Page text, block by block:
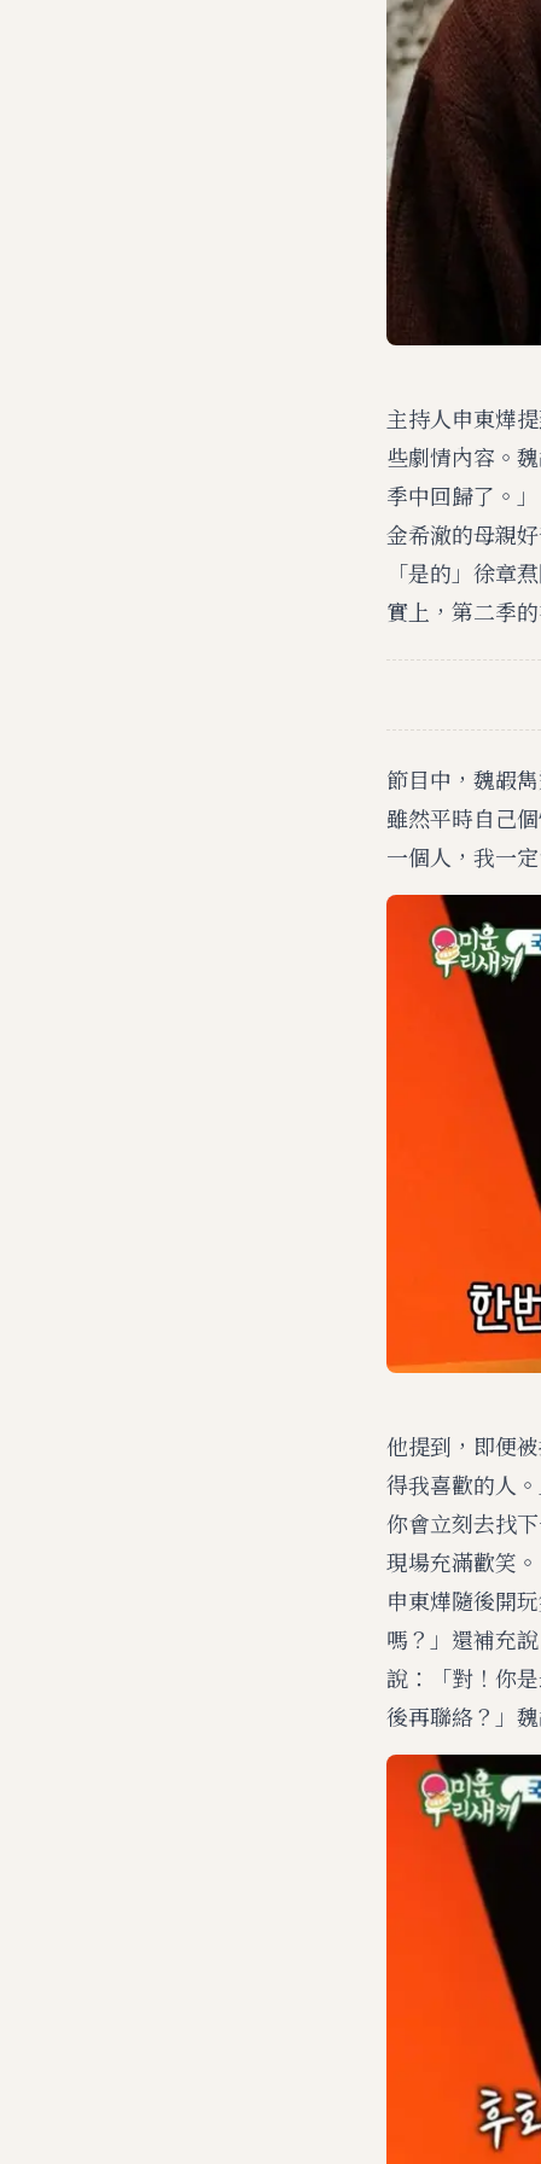
主持人申東燁
些劇情內容。
季中回歸了。」
金希澈的母親
「是的」徐章
實上，第二季
節目中，魏嘏
雖然平時自己
一個人，我一
他提到，即便
得我喜歡的人
你會立刻去找
現場充滿歡笑。
申東燁隨後開
嗎？」還補充
說：「對！你
後再聯絡？」